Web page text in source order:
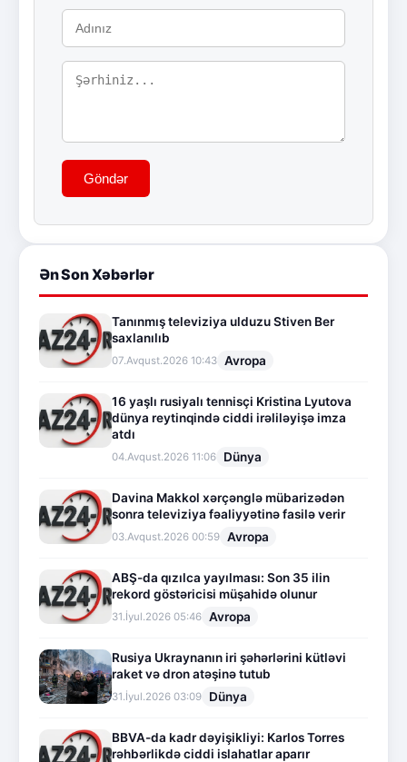
Göndər
Ən Son Xəbərlər
Tanınmış televiziya ulduzu Stiven Ber
saxlanılıb
07.Avqust.2026 10:43 Avropa
16 yaşlı rusiyalı tennisçi Kristina Lyutova
dünya reytinqində ciddi irəliləyişə imza
atdı
04.Avqust.2026 11:06 Dünya
Davina Makkol xərçənglə mübarizədən
sonra televiziya fəaliyyətinə fasilə verir
03.Avqust.2026 00:59 Avropa
ABŞ-da qızılca yayılması: Son 35 ilin
rekord göstəricisi müşahidə olunur
31.İyul.2026 05:46 Avropa
Rusiya Ukraynanın iri şəhərlərini kütləvi
raket və dron atəşinə tutub
31.İyul.2026 03:09 Dünya
BBVA-da kadr dəyişikliyi: Karlos Torres
rəhbərlikdə ciddi islahatlar aparır